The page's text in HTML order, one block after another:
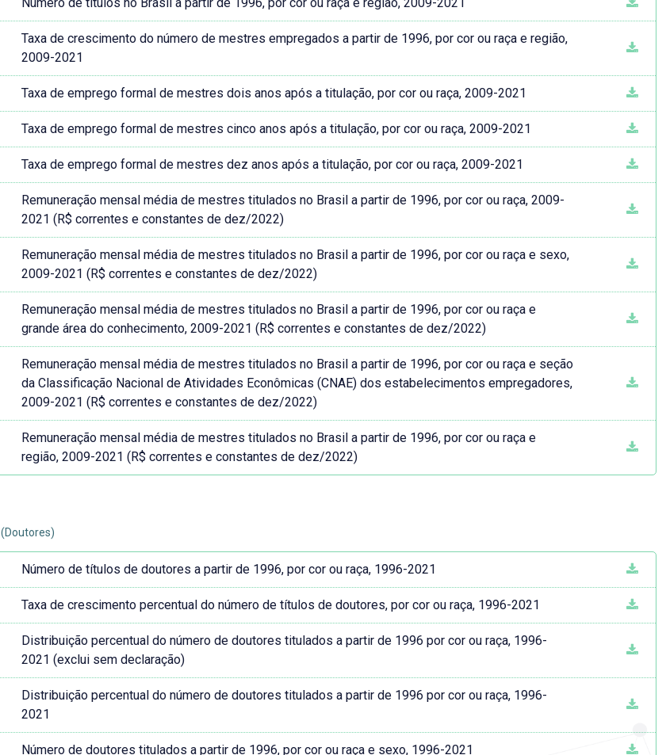
Taxa de crescimento do número de mestres empregados a partir de 1996, por cor ou raça e região,
2009-2021
Taxa de emprego formal de mestres dois anos após a titulação, por cor ou raça, 2009-2021
Taxa de emprego formal de mestres cinco anos após a titulação, por cor ou raça, 2009-2021
Taxa de emprego formal de mestres dez anos após a titulação, por cor ou raça, 2009-2021
Remuneração mensal média de mestres titulados no Brasil a partir de 1996, por cor ou raça, 2009-
2021 (R$ correntes e constantes de dez/2022)
Remuneração mensal média de mestres titulados no Brasil a partir de 1996, por cor ou raça e sexo,
2009-2021 (R$ correntes e constantes de dez/2022)
Remuneração mensal média de mestres titulados no Brasil a partir de 1996, por cor ou raça e
grande área do conhecimento, 2009-2021 (R$ correntes e constantes de dez/2022)
Remuneração mensal média de mestres titulados no Brasil a partir de 1996, por cor ou raça e seção
da Classificação Nacional de Atividades Econômicas (CNAE) dos estabelecimentos empregadores,
2009-2021 (R$ correntes e constantes de dez/2022)
Remuneração mensal média de mestres titulados no Brasil a partir de 1996, por cor ou raça e
região, 2009-2021 (R$ correntes e constantes de dez/2022)
(Doutores)
Número de títulos de doutores a partir de 1996, por cor ou raça, 1996-2021
Taxa de crescimento percentual do número de títulos de doutores, por cor ou raça, 1996-2021
Distribuição percentual do número de doutores titulados a partir de 1996 por cor ou raça, 1996-
2021 (exclui sem declaração)
Distribuição percentual do número de doutores titulados a partir de 1996 por cor ou raça, 1996-
2021
Número de doutores titulados a partir de 1996, por cor ou raça e sexo, 1996-2021